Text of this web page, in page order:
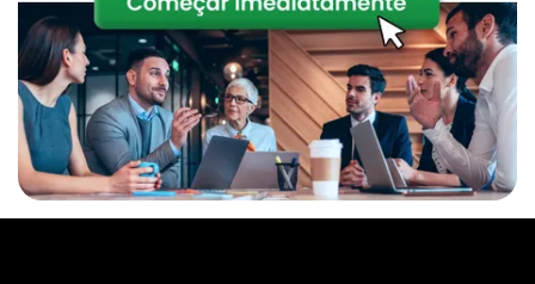
Manutenção De Caldeiras Preço
Caldeira A Lenha
Inspeção De Caldeira A Lenha Industrial